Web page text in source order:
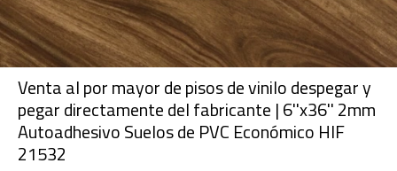
Venta al por mayor de pisos de vinilo despegar y
pegar directamente del fabricante | 6''x36'' 2mm
Autoadhesivo Suelos de PVC Económico HIF
21532